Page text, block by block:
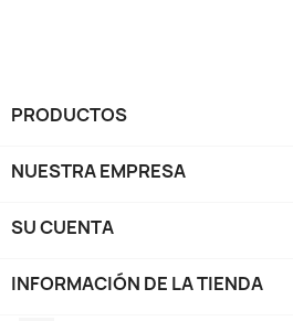
PRODUCTOS
NUESTRA EMPRESA
SU CUENTA
INFORMACIÓN DE LA TIENDA